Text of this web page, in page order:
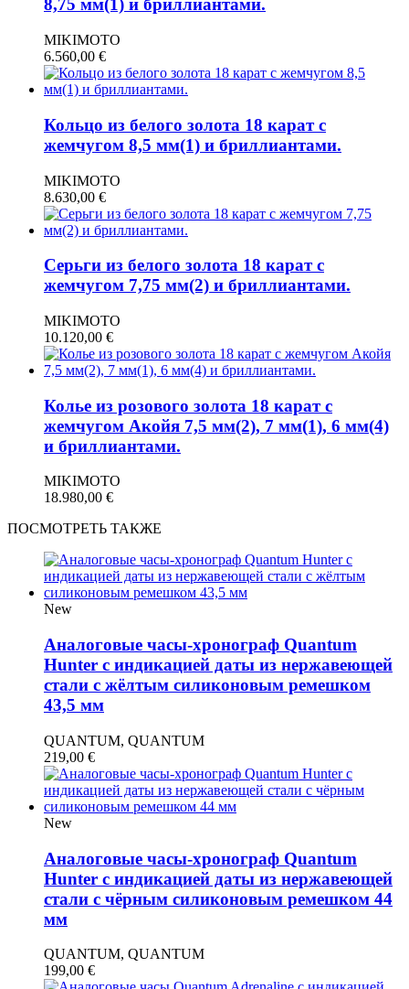
8,75 мм(1) и бриллиантами.
MIKIMOTO
6.560,00 €
Кольцо из белого золота 18 карат с
жемчугом 8,5 мм(1) и бриллиантами.
MIKIMOTO
8.630,00 €
Серьги из белого золота 18 карат с
жемчугом 7,75 мм(2) и бриллиантами.
MIKIMOTO
10.120,00 €
Колье из розового золота 18 карат с
жемчугом Акойя 7,5 мм(2), 7 мм(1), 6 мм(4)
и бриллиантами.
MIKIMOTO
18.980,00 €
ПОСМОТРЕТЬ ТАКЖЕ
New
Аналоговые часы-хронограф Quantum
Hunter с индикацией даты из нержавеющей
стали с жёлтым силиконовым ремешком
43,5 мм
QUANTUM, QUANTUM
219,00 €
New
Аналоговые часы-хронограф Quantum
Hunter с индикацией даты из нержавеющей
стали с чёрным силиконовым ремешком 44
мм
QUANTUM, QUANTUM
199,00 €